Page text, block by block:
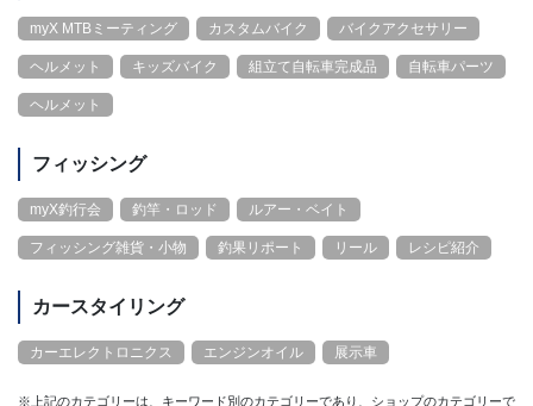
myX MTBミーティング カスタムバイク バイクアクセサリー
ヘルメット キッズバイク 組立て自転車完成品 自転車パーツ
ヘルメット
フィッシング
myX釣行会 釣竿・ロッド ルアー・ベイト
フィッシング雑貨・小物 釣果リポート リール レシピ紹介
カースタイリング
カーエレクトロニクス エンジンオイル 展示車
※上記のカテゴリーは、キーワード別のカテゴリーであり、ショップのカテゴリーで